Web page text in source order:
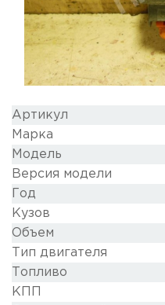
Артикул
Марка
Модель
Версия модели
Год
Кузов
Объем
Тип двигателя
Топливо
КПП